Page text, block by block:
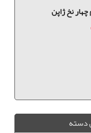
نخ ژاپن
دسته